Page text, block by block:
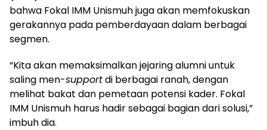
bahwa Fokal IMM Unismuh juga akan memfokuskan
gerakannya pada pemberdayaan dalam berbagai
segmen.
“Kita akan memaksimalkan jejaring alumni untuk
saling men-supportdi berbagai ranah, dengan
melihat bakat dan pemetaan potensi kader. Fokal
IMM Unismuh harus hadir sebagai bagian dari solusi,”
imbuh dia.